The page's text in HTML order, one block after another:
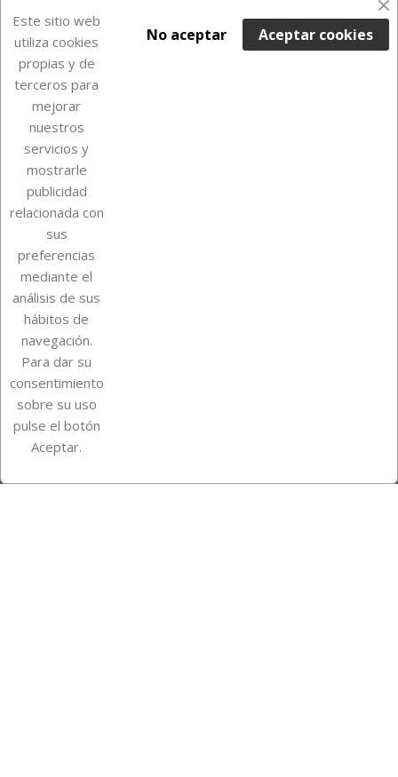

Su cuenta
Información de la tienda
InstagramTikTok
Este sitio web
utiliza cookies
propias y de
terceros para
mejorar
nuestros
servicios y
mostrarle
publicidad
relacionada con
sus
preferencias
mediante el
análisis de sus
hábitos de
navegación.
Para dar su
consentimiento
sobre su uso
pulse el botón
Aceptar.
Aceptar cookies
No aceptar